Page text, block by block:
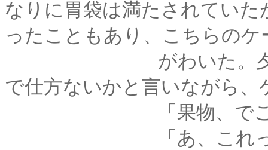
なりに胃袋は満たされてい
ったこともあり、こちらのケ
がわいた。夕飯が入
で仕方ないかと言いながら
「果物、でござ
「あ、これって、あ